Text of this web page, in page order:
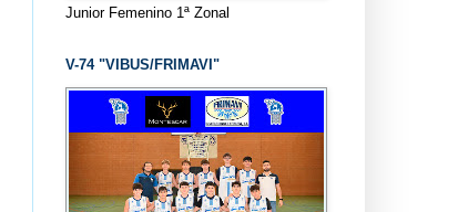
Junior Femenino 1ª Zonal
V-74 "VIBUS/FRIMAVI"